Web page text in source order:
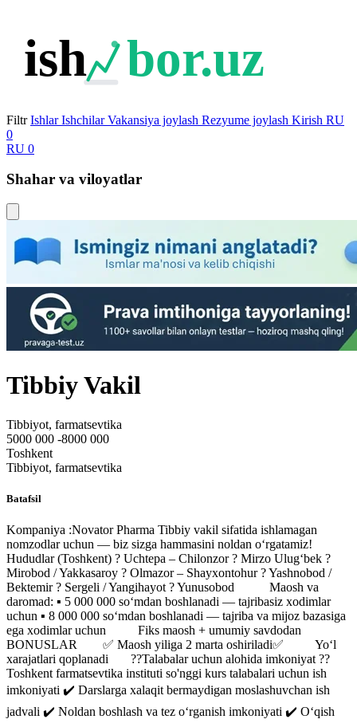
ish bor.uz
Filtr Ishlar Ishchilar Vakansiya joylash Rezyume joylash Kirish RU
0
RU 0
Shahar va viloyatlar
Tibbiy Vakil
Tibbiyot, farmatsevtika
5000 000 -8000 000
Toshkent
Tibbiyot, farmatsevtika
Batafsil
Kompaniya :Novator Pharma Tibbiy vakil sifatida ishlamagan
nomzodlar uchun — biz sizga hammasini noldan o‘rgatamiz!
Hududlar (Toshkent) ? Uchtepa – Chilonzor ? Mirzo Ulug‘bek ?
Mirobod / Yakkasaroy ? Olmazor – Shayxontohur ? Yashnobod /
Bektemir ? Sergeli / Yangihayot ? Yunusobod Maosh va
daromad: ▪️ 5 000 000 so‘mdan boshlanadi — tajribasiz xodimlar
uchun ▪️ 8 000 000 so‘mdan boshlanadi — tajriba va mijoz bazasiga
ega xodimlar uchun Fiks maosh + umumiy savdodan
BONUSLAR ✅ Maosh yiliga 2 marta oshiriladi✅ Yo‘l
xarajatlari qoplanadi ??Talabalar uchun alohida imkoniyat ??
Toshkent farmatsevtika instituti so'nggi kurs talabalari uchun ish
imkoniyati ✔️ Darslarga xalaqit bermaydigan moslashuvchan ish
jadvali ✔️ Noldan boshlash va tez o‘rganish imkoniyati ✔️ O‘qish